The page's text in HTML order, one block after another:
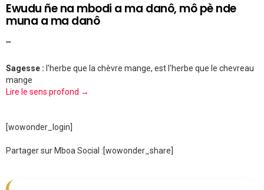
Ewudu ñe na mbodi a ma danô, mô pè nde
muna a ma danô
""
Sagesse : l'herbe que la chèvre mange, est l'herbe que le chevreau
mange
Lire le sens profond →
[wowonder_login]
Partager sur Mboa Social :[wowonder_share]